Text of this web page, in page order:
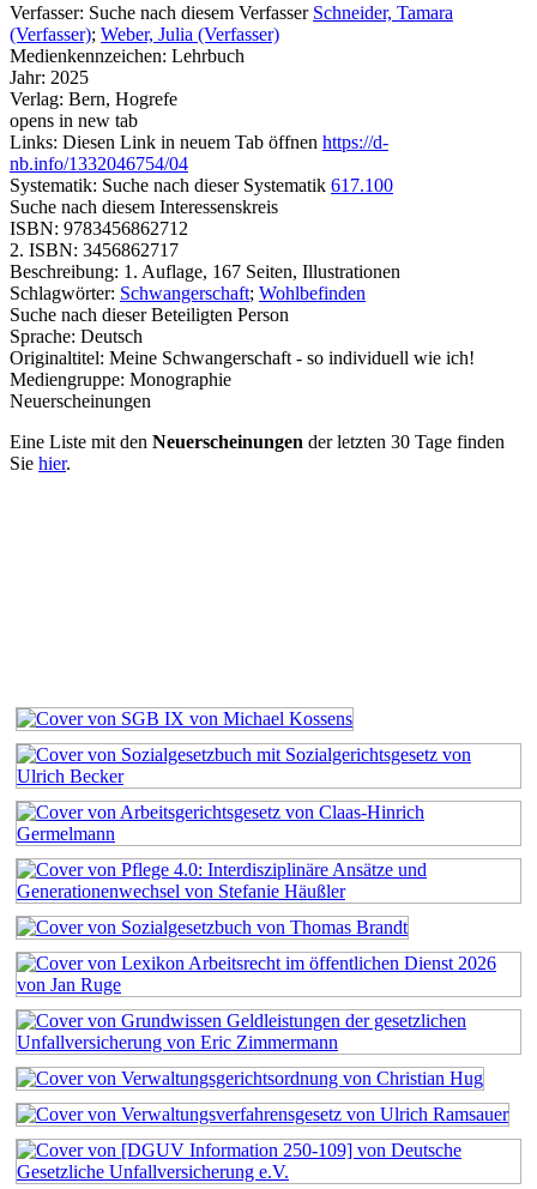
Verfasser: Suche nach diesem Verfasser Schneider, Tamara
(Verfasser); Weber, Julia (Verfasser)
Medienkennzeichen: Lehrbuch
Jahr: 2025
Verlag: Bern, Hogrefe
opens in new tab
Links: Diesen Link in neuem Tab öffnen https://d-
nb.info/1332046754/04
Systematik: Suche nach dieser Systematik 617.100
Suche nach diesem Interessenskreis
ISBN: 9783456862712
2. ISBN: 3456862717
Beschreibung: 1. Auflage, 167 Seiten, Illustrationen
Schlagwörter: Schwangerschaft; Wohlbefinden
Suche nach dieser Beteiligten Person
Sprache: Deutsch
Originaltitel: Meine Schwangerschaft - so individuell wie ich!
Mediengruppe: Monographie
Neuerscheinungen
Eine Liste mit den Neuerscheinungen der letzten 30 Tage finden
Sie hier.